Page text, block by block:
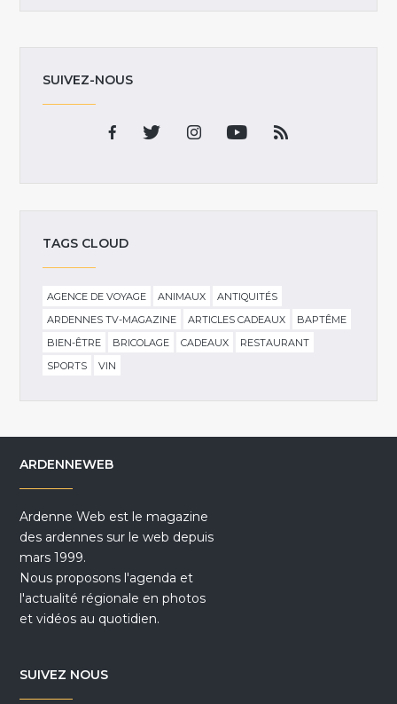
SUIVEZ-NOUS
TAGS CLOUD
AGENCE DE VOYAGE ANIMAUX
ANTIQUITÉS
ARDENNES TV-MAGAZINE
ARTICLES CADEAUX
BAPTÊME
BIEN-ÊTRE
BRICOLAGE CADEAUX
RESTAURANT
SPORTS
VIN
ARDENNEWEB
Ardenne Web est le magazine
des ardennes sur le web depuis
mars 1999.
Nous proposons l'agenda et
l'actualité régionale en photos
et vidéos au quotidien.
SUIVEZ NOUS